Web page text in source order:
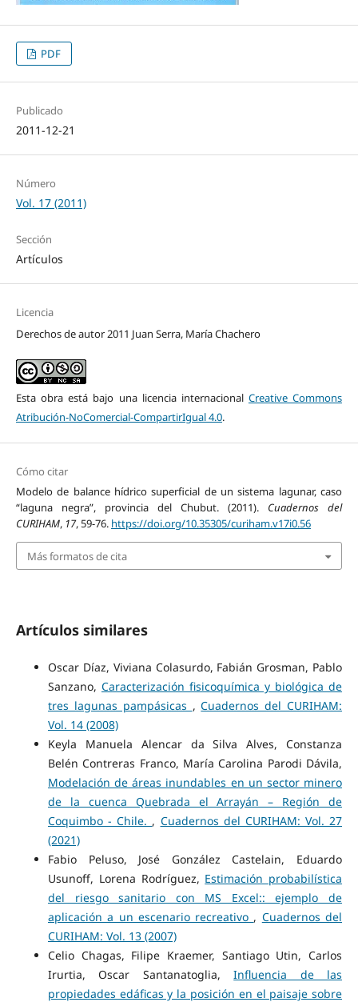
PDF
Publicado
2011-12-21
Número
Vol. 17 (2011)
Sección
Artículos
Licencia
Derechos de autor 2011 Juan Serra, María Chachero
Esta obra está bajo una licencia internacional Creative Commons
Atribución-NoComercial-CompartirIgual 4.0.
Cómo citar
Modelo de balance hídrico superficial de un sistema lagunar, caso
“laguna negra”, provincia del Chubut. (2011). Cuadernos del
CURIHAM, 17, 59-76. https://doi.org/10.35305/curiham.v17i0.56
Más formatos de cita
Artículos similares
Oscar Díaz, Viviana Colasurdo, Fabián Grosman, Pablo
Sanzano, Caracterización fisicoquímica y biológica de
tres lagunas pampásicas ,Cuadernos del CURIHAM:
Vol. 14 (2008)
Keyla Manuela Alencar da Silva Alves, Constanza
Belén Contreras Franco, María Carolina Parodi Dávila,
Modelación de áreas inundables en un sector minero
de la cuenca Quebrada el Arrayán – Región de
Coquimbo - Chile. , Cuadernos del CURIHAM: Vol. 27
(2021)
Fabio Peluso, José González Castelain, Eduardo
Usunoff, Lorena Rodríguez, Estimación probabilística
del riesgo sanitario con MS Excel:: ejemplo de
aplicación a un escenario recreativo , Cuadernos del
CURIHAM: Vol. 13 (2007)
Celio Chagas, Filipe Kraemer, Santiago Utin, Carlos
Irurtia, Oscar Santanatoglia,Influencia de las
propiedades edáficas y la posición en el paisaje sobre